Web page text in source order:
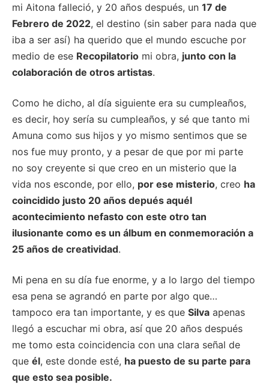
mi Aitona falleció, y 20 años después, un 17 de
Febrero de 2022, el destino (sin saber para nada que
iba a ser así) ha querido que el mundo escuche por
medio de ese Recopilatorio mi obra, junto con la
colaboración de otros artistas.
Como he dicho, al día siguiente era su cumpleaños,
es decir, hoy sería su cumpleaños, y sé que tanto mi
Amuna como sus hijos y yo mismo sentimos que se
nos fue muy pronto, y a pesar de que por mi parte
no soy creyente si que creo en un misterio que la
vida nos esconde, por ello, por ese misterio, creo ha
coincidido justo 20 años depués aquél
acontecimiento nefasto con este otro tan
ilusionante como es un álbum en conmemoración a
25 años de creatividad.
Mi pena en su día fue enorme, y a lo largo del tiempo
esa pena se agrandó en parte por algo que…
tampoco era tan importante, y es que Silva apenas
llegó a escuchar mi obra, así que 20 años después
me tomo esta coincidencia con una clara señal de
que él, este donde esté, ha puesto de su parte para
que esto sea posible.